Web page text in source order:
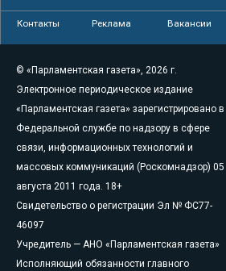
Контакты Реклама Вакансии
© «Парламентская газета», 2026 г.
Электронное периодическое издание
«Парламентская газета» зарегистрировано в
Федеральной службе по надзору в сфере
связи, информационных технологий и
массовых коммуникаций (Роскомнадзор) 05
августа 2011 года. 18+
Свидетельство о регистрации Эл № ФС77-
46097
Учредитель — АНО «Парламентская газета»
Исполняющий обязанности главного